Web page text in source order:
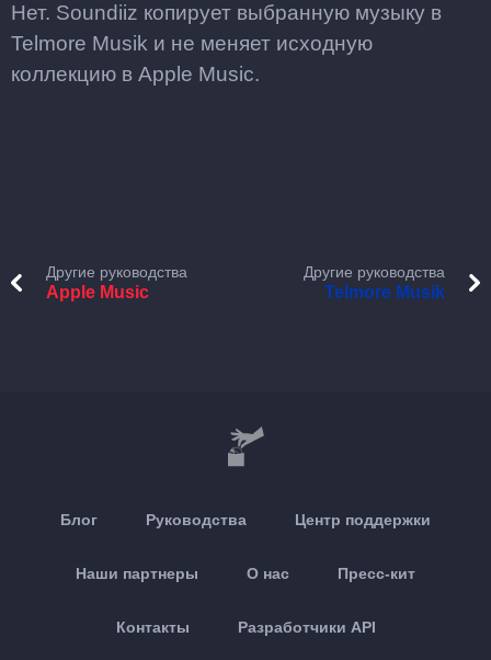
Нет. Soundiiz копирует выбранную музыку в
Telmore Musik и не меняет исходную
коллекцию в Apple Music.
Другие руководства
Apple Music
Другие руководства
Telmore Musik
Блог Руководства Центр поддержки
Наши партнеры О нас Пресс-кит
Контакты Разработчики API